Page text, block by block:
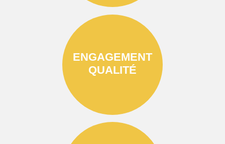
ENGAGEMENT
QUALITÉ